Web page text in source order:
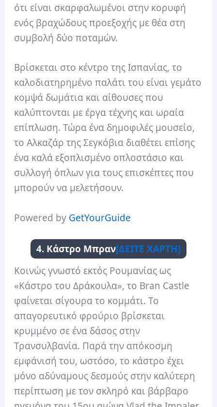
ότι είναι σκαρφαλωμένοι στην κορυφή
ενός βραχώδους προεξοχής με θέα στη
συμβολή δύο ποταμών.
Βρίσκεται στο κέντρο της Ισπανίας, το
καλοδιατηρημένο παλάτι του είναι γεμάτο
κομψά δωμάτια και αίθουσες που
καλύπτονται με έργα τέχνης και ωραία
επίπλωση. Τώρα ένα δημοφιλές μουσείο,
το Αλκαζάρ της Σεγκόβια διαθέτει επίσης
ένα καλά εξοπλισμένο οπλοστάσιο και
συλλογή όπλων για τους επισκέπτες που
μπορούν να μελετήσουν.
Powered by GetYourGuide
4. Κάστρο Μπραν[ΔΕΙΤΕ ΧΑΡΤΗ]
Κοινώς γνωστό εκτός Ρουμανίας ως
«Κάστρο του Δράκουλα», το Bran Castle
φαίνεται σίγουρα το κομμάτι. Το
απαγορευτικό φρούριο βρίσκεται
κρυμμένο σε ένα δάσος στην
Τρανσυλβανία. Παρά την απόκοσμη
εμφάνισή του, ωστόσο, το κάστρο έχει
μόνο αδύναμους δεσμούς στην καλύτερη
περίπτωση με τον σκληρό και βάρβαρο